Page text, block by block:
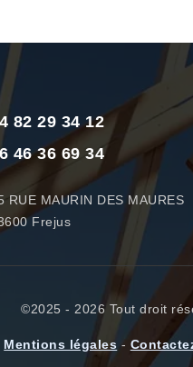
82 29 34 12
46 36 69 34
RUE MAURIN DES MAURES
Frejus
©2025 - 2026 Tout droit
Mentions légales -